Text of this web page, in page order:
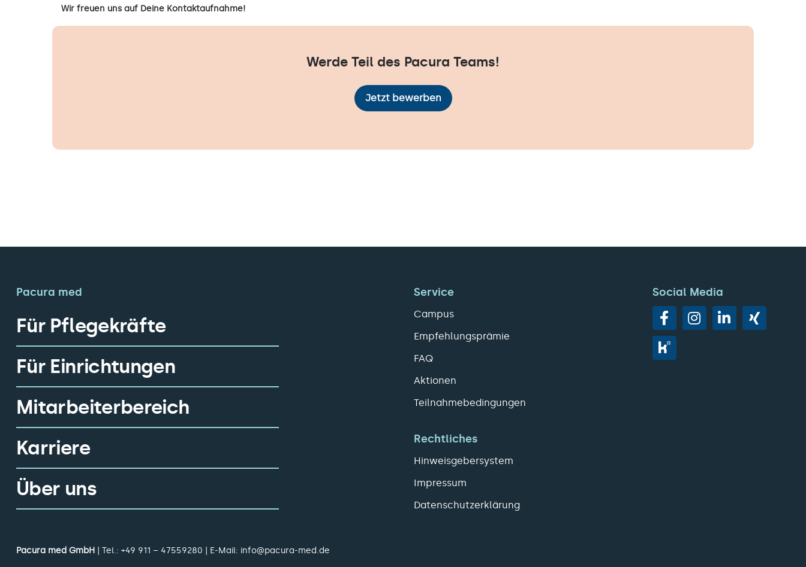
Wir freuen uns auf Deine Kontaktaufnahme!
Werde Teil des Pacura Teams!
Jetzt bewerben
Pacura med
Für Pflegekräfte
Für Einrichtungen
Mitarbeiterbereich
Karriere
Über uns
Service
Campus
Empfehlungsprämie
FAQ
Aktionen
Teilnahmebedingungen
Rechtliches
Hinweisgebersystem
Impressum
Datenschutzerklärung
Social Media
Pacura med GmbH | Tel.: +49 911 – 47559280 | E-Mail: info@pacura-med.de